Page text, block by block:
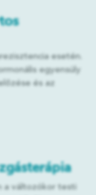
esetén.
egyensúly
és az
a változókor testi